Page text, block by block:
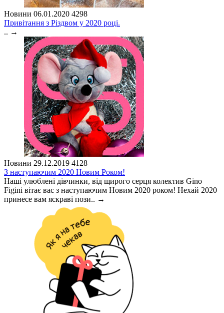
Новини 06.01.2020 4298
Привітання з Різдвом у 2020 році.
.. →
Новини 29.12.2019 4128
З наступаючим 2020 Новим Роком!
Наші улюблені дівчинки, від щирого серця колектив Gino
Figini вітає вас з наступаючим Новим 2020 роком! Нехай 2020
принесе вам яскраві пози.. →